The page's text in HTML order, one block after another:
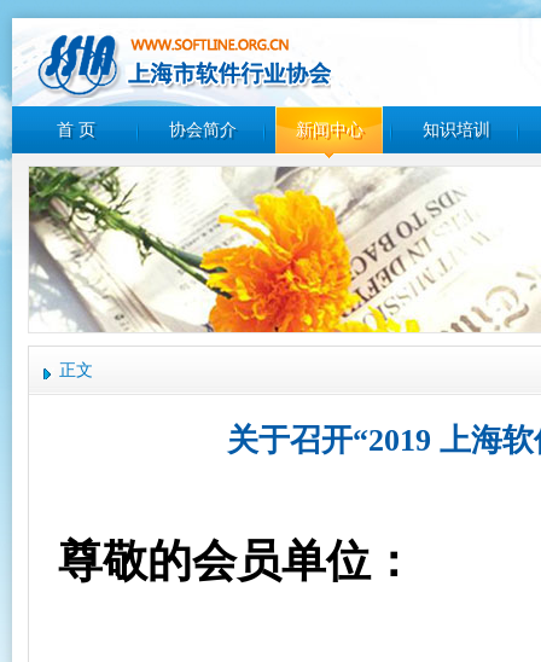
首 页 协会简介 新闻中心 知识培训
正文
关于召开“2019 上海
尊敬的会员单位：